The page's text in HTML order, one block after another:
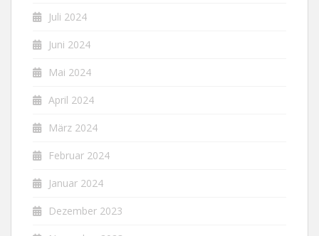
Juli 2024
Juni 2024
Mai 2024
April 2024
März 2024
Februar 2024
Januar 2024
Dezember 2023